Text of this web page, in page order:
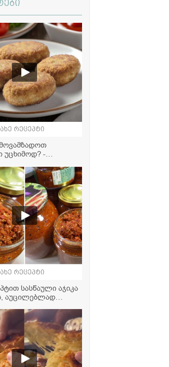
რეცეპტი
უცხიმოდ? -
რეცეპტი
სასწაული აჯიკა
აუცილებლად